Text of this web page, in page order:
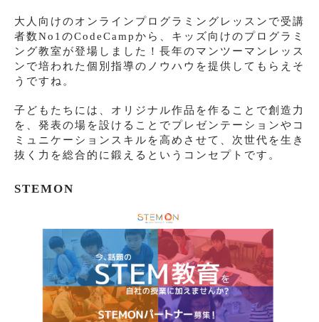
大人向けのオンラインプログラミングレッスンで受講
者数No1のCodeCampから、キッズ向けのプログラミ
ング教室が登場しました！長年のマンツーマンレッス
ンで培われた個別指導のノウハウを提供してもらえそ
うですね。
子どもたちには、オリジナル作品を作ることで創造力
を、発表の場を設けることでプレゼンテーションやコ
ミュニケーションスキルを高めさせて、次世代を生き
抜く力を総合的に鍛えるというコンセプトです。
STEMON